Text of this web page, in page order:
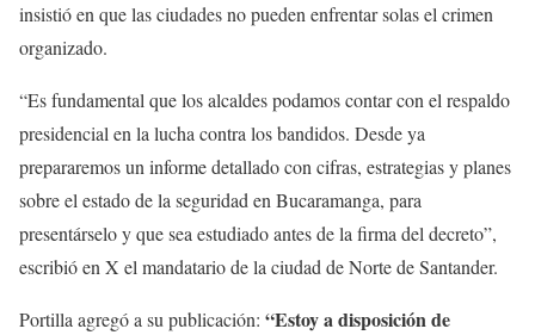
insistió en que las ciudades no pueden enfrentar solas el crimen
organizado.
“Es fundamental que los alcaldes podamos contar con el respaldo
presidencial en la lucha contra los bandidos. Desde ya
prepararemos un informe detallado con cifras, estrategias y planes
sobre el estado de la seguridad en Bucaramanga, para
presentárselo y que sea estudiado antes de la firma del decreto”,
escribió en X el mandatario de la ciudad de Norte de Santander.
Portilla agregó a su publicación: “Estoy a disposición de